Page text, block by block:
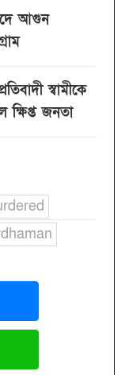
আগুন
স্বামীকে
জনতা